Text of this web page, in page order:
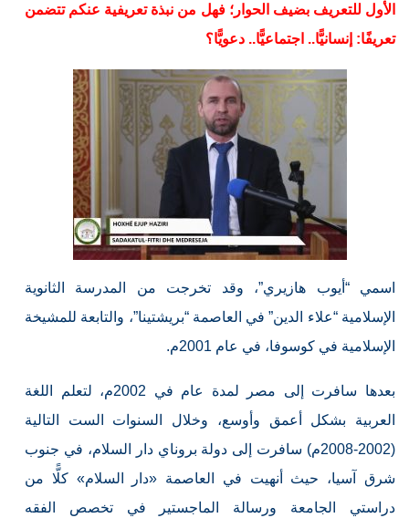
الأول للتعريف بضيف الحوار؛ فهل من نبذة تعريفية عنكم تتضمن
تعريفًا: إنسانيًّا.. اجتماعيًّا.. دعويًّا؟
اسمي “أيوب هازيري”، وقد تخرجت من المدرسة الثانوية
الإسلامية “علاء الدين” في العاصمة “بريشتينا”، والتابعة للمشيخة
الإسلامية في كوسوفا، في عام 2001م.
بعدها سافرت إلى مصر لمدة عام في 2002م، لتعلم اللغة
العربية بشكل أعمق وأوسع، وخلال السنوات الست التالية
(2002-2008م) سافرت إلى دولة بروناي دار السلام، في جنوب
شرق آسيا، حيث أنهيت في العاصمة «دار السلام» كلًّا من
دراستي الجامعة ورسالة الماجستير في تخصص الفقه